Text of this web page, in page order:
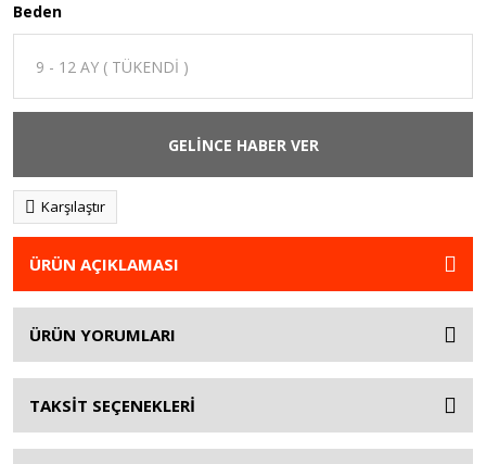
Beden
GELİNCE HABER VER
Karşılaştır
ÜRÜN AÇIKLAMASI
ÜRÜN YORUMLARI
TAKSİT SEÇENEKLERİ